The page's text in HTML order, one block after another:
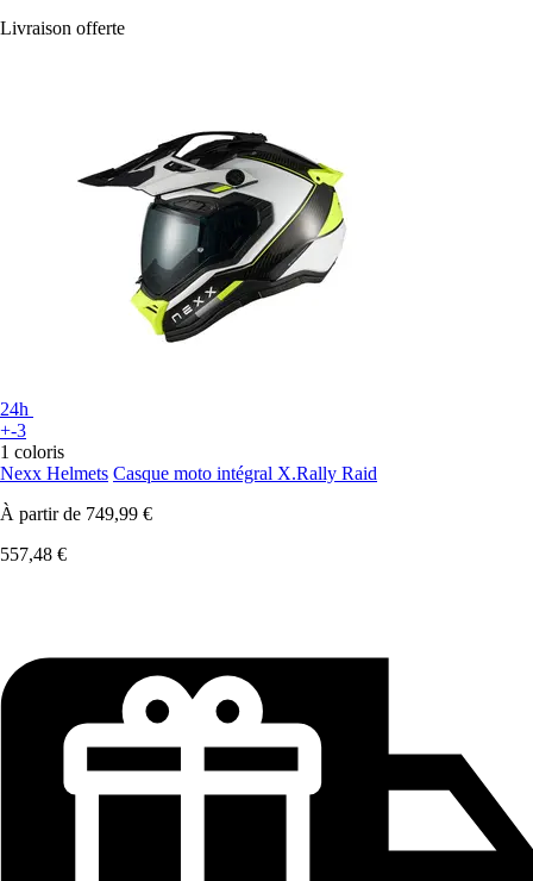
Livraison offerte
24h
+-3
1 coloris
Nexx Helmets Casque moto intégral X.Rally Raid
À partir de 749,99 €
557,48 €